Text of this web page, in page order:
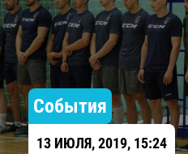
События
13 ИЮЛЯ, 2019, 15:24